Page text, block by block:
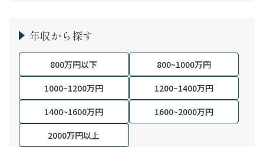
年収から探す
800万円以下
800~1000万円
1000~1200万円
1200~1400万円
1400~1600万円
1600~2000万円
2000万円以上